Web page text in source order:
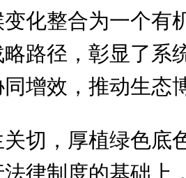
化整合为一个有
路径，彰显了系
增效，推动生态
切，厚植绿色底
律制度的基础上